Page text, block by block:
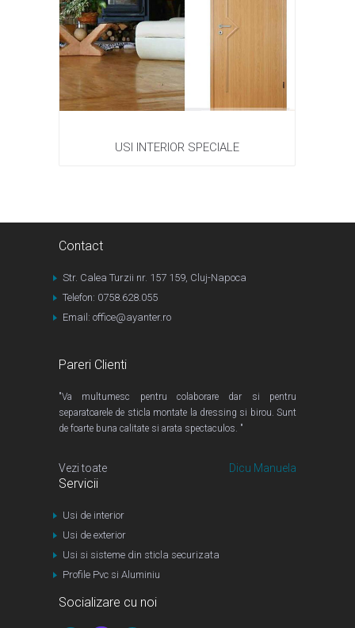
USI INTERIOR SPECIALE
Contact
Str. Calea Turzii nr. 157 159, Cluj-Napoca
Telefon: 0758.628.055
Email: office@ayanter.ro
Pareri Clienti
"Va multumesc pentru colaborare dar si pentru
separatoarele de sticla montate la dressing si birou. Sunt
de foarte buna calitate si arata spectaculos. "
Dicu Manuela
Vezi toate
Servicii
Usi de interior
Usi de exterior
Usi si sisteme din sticla securizata
Profile Pvc si Aluminiu
Socializare cu noi